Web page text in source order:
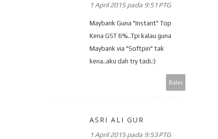
1 April 2015 pada 9:51 PTG
Maybank Guna "Instant" Top
Kena GST 6%..Tpi kalau guna
Maybank via "Softpin" tak
kena..aku dah try tadi.:)
Balas
ASRI ALI GUR
1 April 2015 pada 9:53 PTG